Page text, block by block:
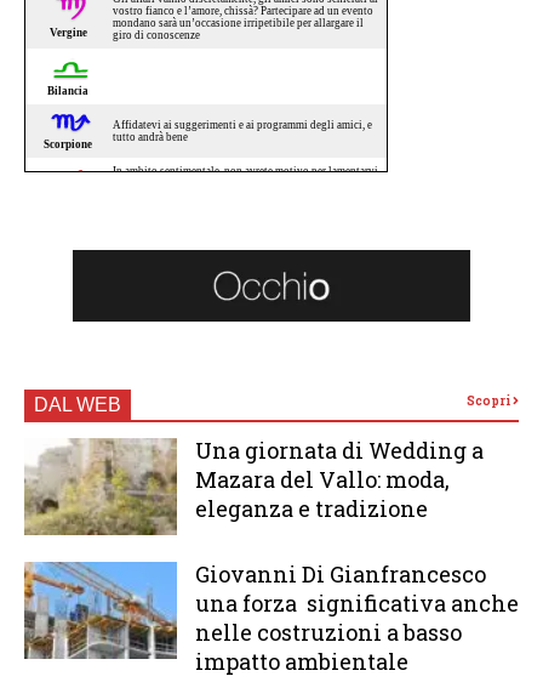
DAL WEB Scopri
Una giornata di Wedding a
Mazara del Vallo: moda,
eleganza e tradizione
Giovanni Di Gianfrancesco
una forza significativa anche
nelle costruzioni a basso
impatto ambientale